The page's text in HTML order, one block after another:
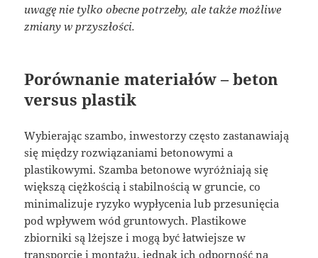
uwagę nie tylko obecne potrzeby, ale także możliwe
zmiany w przyszłości.
Porównanie materiałów – beton
versus plastik
Wybierając szambo, inwestorzy często zastanawiają
się między rozwiązaniami betonowymi a
plastikowymi. Szamba betonowe wyróżniają się
większą ciężkością i stabilnością w gruncie, co
minimalizuje ryzyko wypłycenia lub przesunięcia
pod wpływem wód gruntowych. Plastikowe
zbiorniki są lżejsze i mogą być łatwiejsze w
transporcie i montażu, jednak ich odporność na